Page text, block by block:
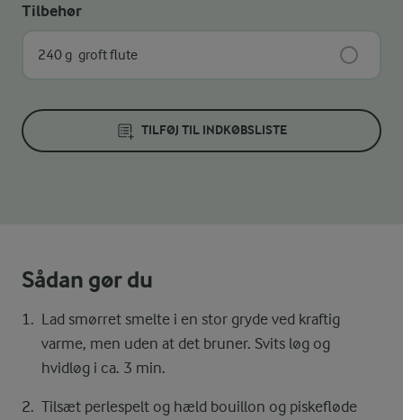
Tilbehør
240 g groft flute
TILFØJ TIL INDKØBSLISTE
Sådan gør du
Lad smørret smelte i en stor gryde ved kraftig
varme, men uden at det bruner. Svits løg og
hvidløg i ca. 3 min.
Tilsæt perlespelt og hæld bouillon og piskefløde